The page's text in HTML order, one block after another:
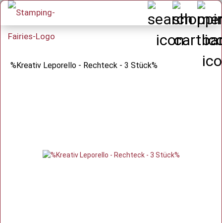
%Kreativ Leporello - Rechteck - 3 Stück%